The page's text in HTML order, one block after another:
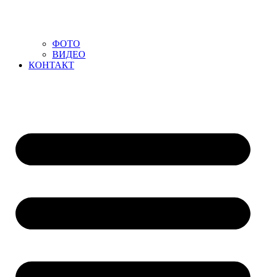
ФОТО
ВИДЕО
КОНТАКТ